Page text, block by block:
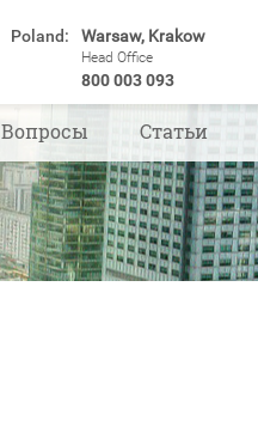
Poland: Warsaw, Krakow
Head Office
800 003 093
Вопросы Статьи